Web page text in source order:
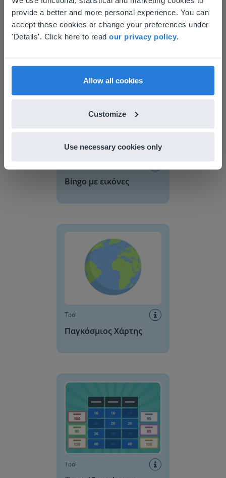
provide a better and more personal experience. You can
accept these cookies or change your preferences under
'Details'. Click here to read our privacy policy.
Allow all cookies
Customize
Use necessary cookies only
Tool
Μπίνγκο
Bingo με εικόνες
Bingo με εικόνες
Tool
Παγκόσμιος Χάρτης
Tool
your location
Based on your location, we think you might
find regional content and pricing.